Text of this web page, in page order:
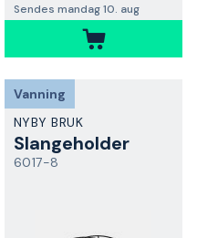
Sendes mandag 10. aug
Vanning
NYBY BRUK
Slangeholder
6017-8